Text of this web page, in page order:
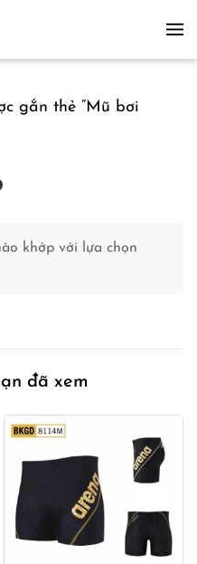
gắn thẻ “Mũ bơi
khớp với lựa chọn
đã xem